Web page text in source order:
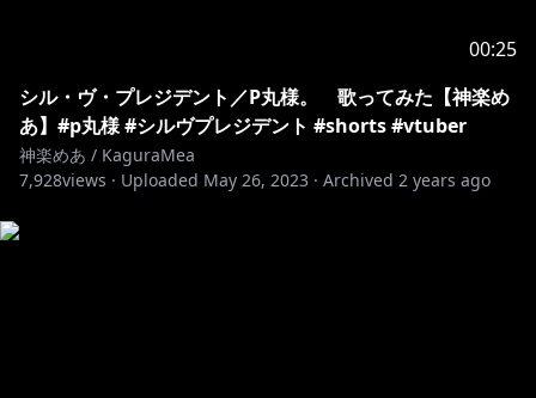
00:25
シル・ヴ・プレジデント／P丸様。 歌ってみた【神楽め
あ】#p丸様 #シルヴプレジデント #shorts #vtuber
神楽めあ / KaguraMea
7,928views · Uploaded May 26, 2023 · Archived 2 years ago